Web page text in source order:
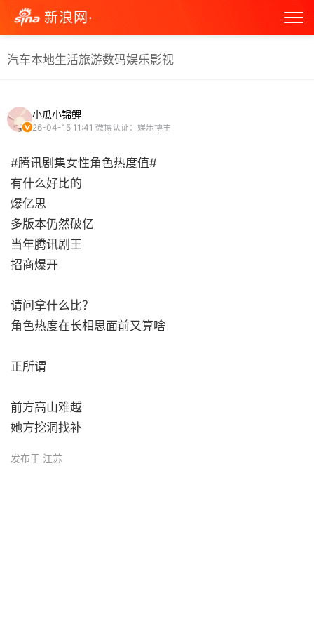
新浪网·
汽车本地生活旅游数码娱乐影视
小瓜小锦鲤
26-04-15 11:41 微博认证：娱乐博主
#腾讯剧集女性角色热度值#
有什么好比的
爆亿思
多版本仍然破亿
当年腾讯剧王
招商爆开
请问拿什么比？
角色热度在长相思面前又算啥
正所谓
前方高山难越
她方挖洞找补 ​
发布于 江苏